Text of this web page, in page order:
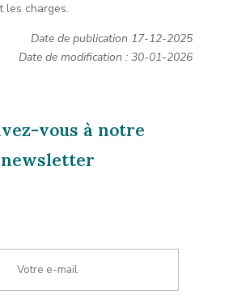
les charges.
Date de publication 17-12-2025
Date de modification : 30-01-2026
vous à notre
newsletter